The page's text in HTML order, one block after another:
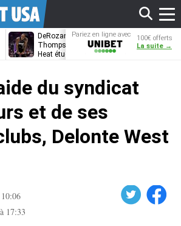
DeRozan, Beal,
Thompson… Le
Heat étudie ses
Kentavious
Caldwell-
Pariez en ligne avec
100€ offerts
La suite →
du syndicat
et de ses
Delonte West
17:33
Facebook